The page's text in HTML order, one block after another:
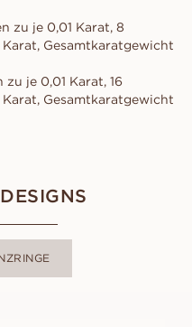
zu je 0,01 Karat, 8
Gesamtkaratgewicht
je 0,01 Karat, 16
Gesamtkaratgewicht